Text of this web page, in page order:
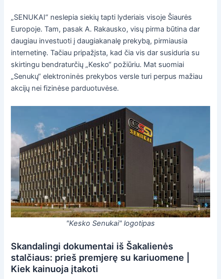
„SENUKAI“ neslepia siekių tapti lyderiais visoje Šiaurės
Europoje. Tam, pasak A. Rakausko, visų pirma būtina dar
daugiau investuoti į daugiakanalę prekybą, pirmiausia
internetinę. Tačiau pripažįsta, kad čia vis dar susiduria su
skirtingu bendraturčių „Kesko“ požiūriu. Mat suomiai
„Senukų“ elektroninės prekybos versle turi perpus mažiau
akcijų nei fizinėse parduotuvėse.
"Kesko Senukai" logotipas
Skandalingi dokumentai iš Šakalienės
stalčiaus: prieš premjerę su kariuomene |
Kiek kainuoja įtakoti